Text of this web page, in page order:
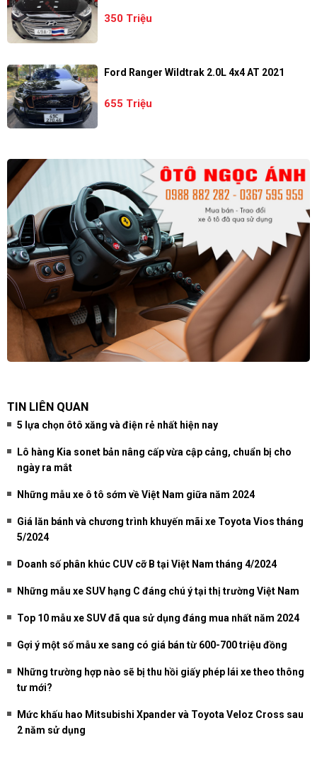
350 Triệu
Ford Ranger Wildtrak 2.0L 4x4 AT 2021
655 Triệu
TIN LIÊN QUAN
5 lựa chọn ôtô xăng và điện rẻ nhất hiện nay
Lô hàng Kia sonet bản nâng cấp vừa cập cảng, chuẩn bị cho
ngày ra mắt
Những mẫu xe ô tô sớm về Việt Nam giữa năm 2024
Giá lăn bánh và chương trình khuyến mãi xe Toyota Vios tháng
5/2024
Doanh số phân khúc CUV cỡ B tại Việt Nam tháng 4/2024
Những mẫu xe SUV hạng C đáng chú ý tại thị trường Việt Nam
Top 10 mẫu xe SUV đã qua sử dụng đáng mua nhất năm 2024
Gợi ý một số mẫu xe sang có giá bán từ 600-700 triệu đồng
Những trường hợp nào sẽ bị thu hồi giấy phép lái xe theo thông
tư mới?
Mức khấu hao Mitsubishi Xpander và Toyota Veloz Cross sau
2 năm sử dụng